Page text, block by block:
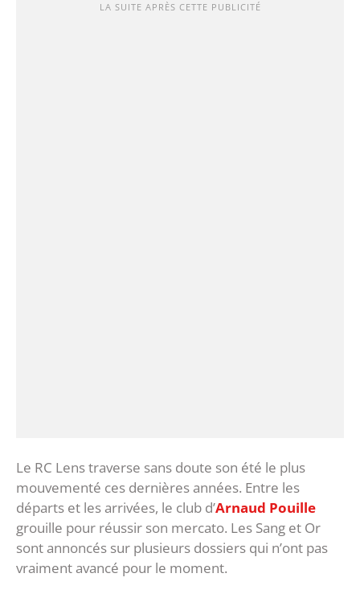
LA SUITE APRÈS CETTE PUBLICITÉ
Le RC Lens traverse sans doute son été le plus
mouvementé ces dernières années. Entre les
départs et les arrivées, le club d’Arnaud Pouille
grouille pour réussir son mercato. Les Sang et Or
sont annoncés sur plusieurs dossiers qui n’ont pas
vraiment avancé pour le moment.